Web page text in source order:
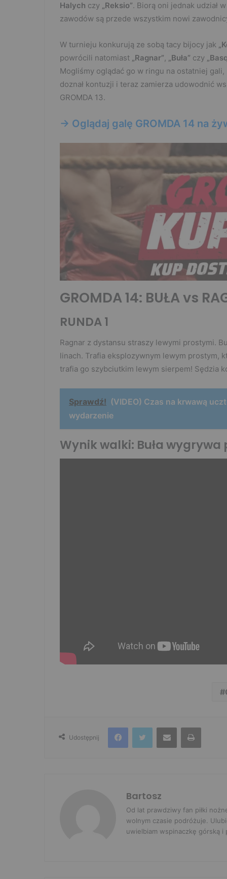
Halych czy „Reksio”. Biorą oni jednak udział
zawodów są przede wszystkim nowi
W turnieju konkurują ze sobą tacy bijocy jak
powrócili natomiast „Ragnar”, „Buła” czy
Mogliśmy oglądać go w ringu na ostatniej
doznał kontuzji i teraz zamierza udowodnić
GROMDA 13.
-> Oglądaj galę GROMDA 14 na
GROMDA 14: BUŁA vs
RUNDA 1
Ragnar z dystansu straszy lewymi prostymi.
linach. Trafia eksplozywnym lewym prostym,
trafia go szybciutkim lewym sierpem! Sędzia
Sprawdź! (VIDEO) Czas na krwawą
wydarzenie
Wynik walki: Buła wygrywa
Udostępnij
FacebookTwitter Udostępnij przez e-mail Drukuj
Bartosz
Od lat prawdziwy fan piłki
wolnym czasie podróżuje.
uwielbiam wspinaczkę górską i